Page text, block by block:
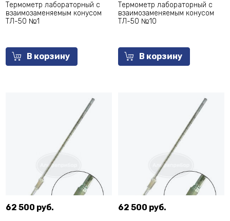
Термометр лабораторный с
взаимозаменяемым конусом
ТЛ-50 №1
В корзину
Термометр лабораторный с
взаимозаменяемым конусом
ТЛ-50 №10
В корзину
62 500 руб. 62 500 руб.